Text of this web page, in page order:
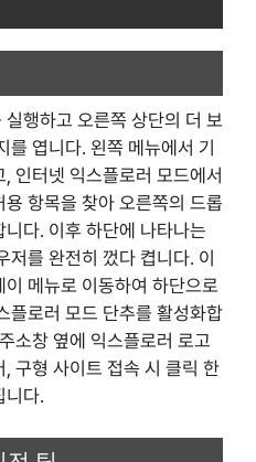
행하고 오른쪽 상단의 더 보
를 엽니다. 왼쪽 메뉴에서 기
인터넷 익스플로러 모드에서
항목을 찾아 오른쪽의 드롭
다. 이후 하단에 나타나는
저를 완전히 껐다 켭니다. 이
메뉴로 이동하여 하단으로
플로러 모드 단추를 활성화합
소창 옆에 익스플로러 로고
구형 사이트 접속 시 클릭 한
니다.